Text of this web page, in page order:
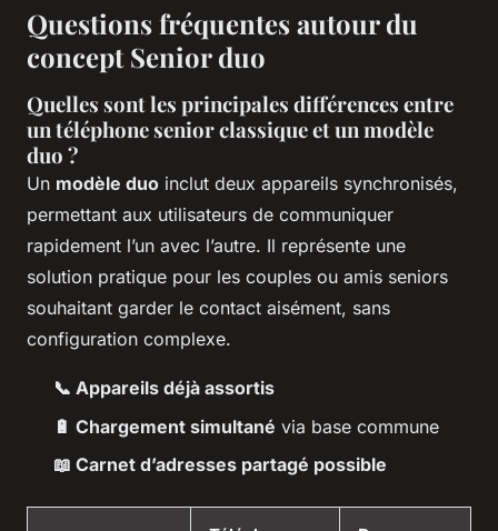
Questions fréquentes autour du
concept Senior duo
Quelles sont les principales différences entre
un téléphone senior classique et un modèle
duo ?
Un modèle duo inclut deux appareils synchronisés,
permettant aux utilisateurs de communiquer
rapidement l’un avec l’autre. Il représente une
solution pratique pour les couples ou amis seniors
souhaitant garder le contact aisément, sans
configuration complexe.
📞 Appareils déjà assortis
🔋 Chargement simultané via base commune
📖 Carnet d’adresses partagé possible